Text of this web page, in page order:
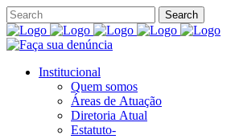
Institucional
Quem somos
Áreas de Atuação
Diretoria Atual
Estatuto-